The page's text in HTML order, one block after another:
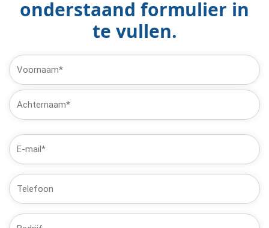
onderstaand formulier in
te vullen.
Naam
Voornaam
E-
mail(Verplicht)
Telefoon
Bedrijf*